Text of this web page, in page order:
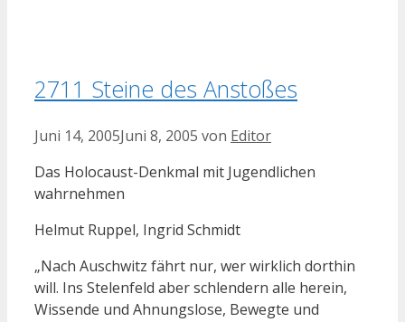
2711 Steine des Anstoßes
Juni 14, 2005Juni 8, 2005 von Editor
Das Holocaust-Denkmal mit Jugendlichen
wahrnehmen
Helmut Ruppel, Ingrid Schmidt
„Nach Auschwitz fährt nur, wer wirklich dorthin
will. Ins Stelenfeld aber schlendern alle herein,
Wissende und Ahnungslose, Bewegte und